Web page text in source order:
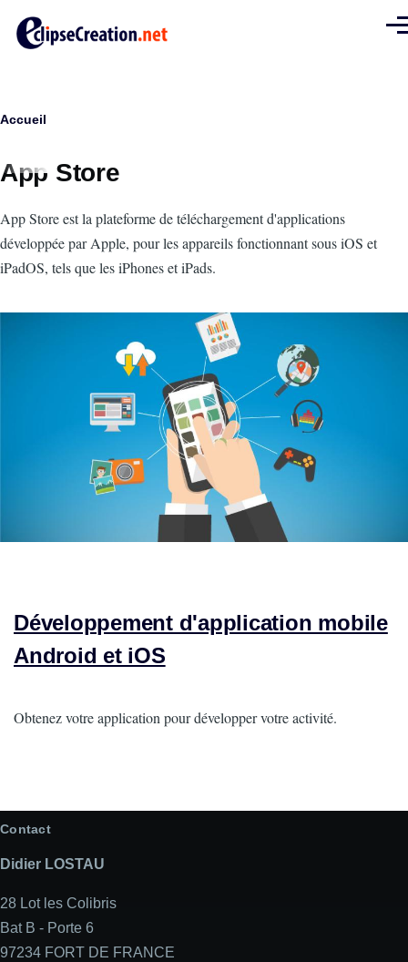
Fil
Accueil
App Store
Intro
App Store est la plateforme de téléchargement d'applications
développée par Apple, pour les appareils fonctionnant sous iOS et
iPadOS, tels que les iPhones et iPads.
Développement d'application mobile
Android et iOS
Intro
Obtenez votre application pour développer votre activité.
Contact
Didier LOSTAU
28 Lot les Colibris
Bat B - Porte 6
97234 FORT DE FRANCE